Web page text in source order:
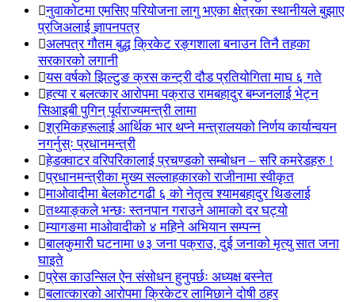
नुवाकोटमा एमसिए परियोजना लागु भएका क्षेत्रका स्थानीयले बुझाए
प्रजिअलाई ज्ञापनपत्र
अलपत्र गौतम बुद्ध क्रिकेट रङ्गशाला बनाउन तिनै तहका
सरकारको लगानी
यस वर्षको झिल्टुङ क्रस कन्ट्री दौड प्रतियोगिता माघ ६ गते
हत्या र बलत्कार आरोपमा पक्राउ रामबहादुर बम्जनलाई भेट्न
सिआइबी पुगिन् पूर्वराज्यमन्त्री लामा
श्रमिकहरूलाई आर्थिक भार थप्ने मन्त्रालयको निर्णय कार्यान्वयन
नगर्नुस्ः प्रधानमन्त्री
हेडक्वाटर वरिपरिकालाई प्रचण्डको सम्बोधन – सरि कमरेडहरु !
प्रधानमन्त्रीका मुख्य सल्लाहकारको राजीनामा स्वीकृत
माओवादीमा बेलकोटगढी ६ को नेतृत्व श्यामबहादुर थिङलाई
तथ्याङ्कले भन्छः स्तनपान गराउने आमाको दर घट्यो
म्यागङमा माओवादीको ४ महिने अभियान सम्पन्न
बालकुमारी घटनामा ७३ जना पक्राउ, दुई जनाको मृत्यु सात जना
घाइते
प्रेस काउन्सिल ऐन संसोधन हुनुपर्छः अध्यक्ष बस्नेत
बलात्कारको आरोपमा क्रिकेटर लामिछाने दोषी ठहर